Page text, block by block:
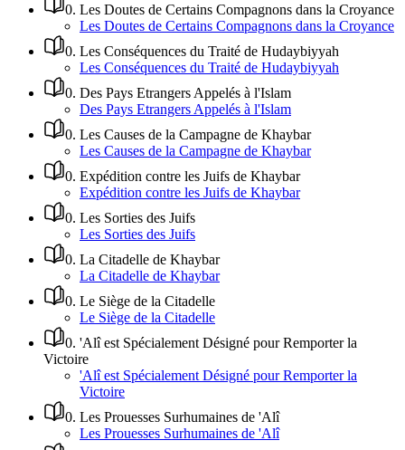
0. Les Doutes de Certains Compagnons dans la Croyance
Les Doutes de Certains Compagnons dans la Croyance
0. Les Conséquences du Traité de Hudaybiyyah
Les Conséquences du Traité de Hudaybiyyah
0. Des Pays Etrangers Appelés à l'Islam
Des Pays Etrangers Appelés à l'Islam
0. Les Causes de la Campagne de Khaybar
Les Causes de la Campagne de Khaybar
0. Expédition contre les Juifs de Khaybar
Expédition contre les Juifs de Khaybar
0. Les Sorties des Juifs
Les Sorties des Juifs
0. La Citadelle de Khaybar
La Citadelle de Khaybar
0. Le Siège de la Citadelle
Le Siège de la Citadelle
0. 'Alî est Spécialement Désigné pour Remporter la
Victoire
'Alî est Spécialement Désigné pour Remporter la
Victoire
0. Les Prouesses Surhumaines de 'Alî
Les Prouesses Surhumaines de 'Alî